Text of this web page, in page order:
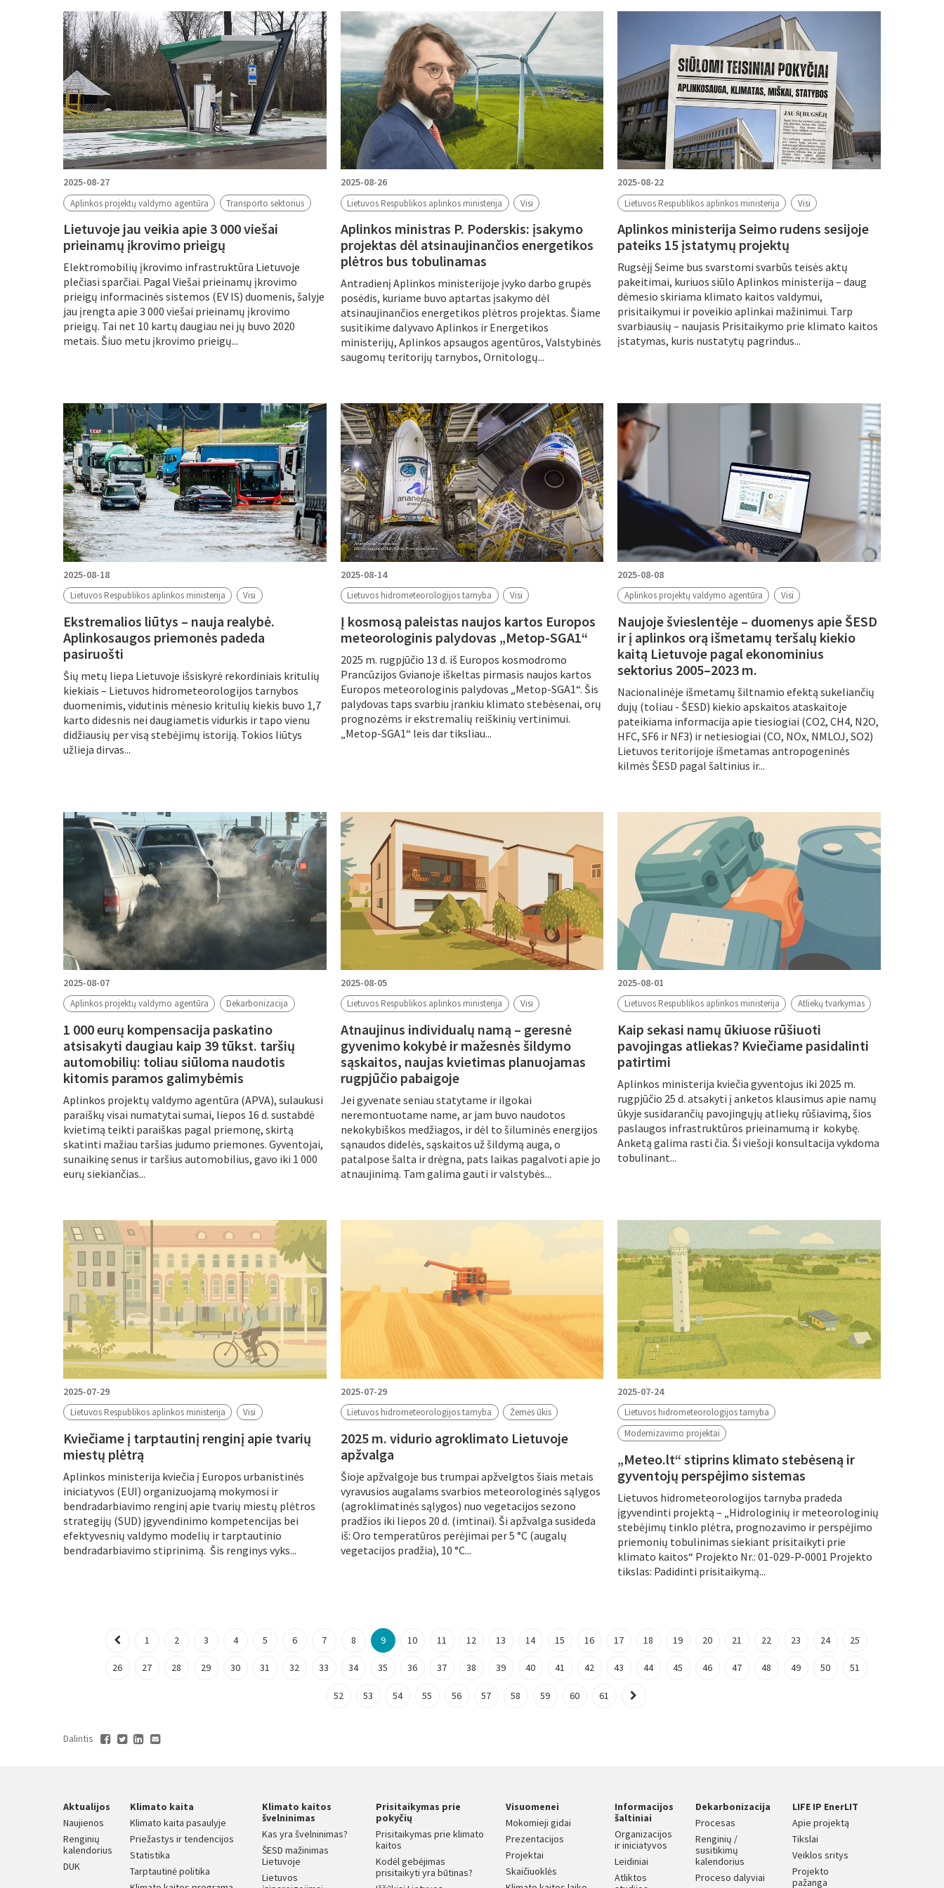
Filtruoti pagal
Metus
Periodą
Periodas
2025-08-27
Aplinkos projektų valdymo agentūra Transporto sektorius
Lietuvoje jau veikia apie 3 000 viešai
prieinamų įkrovimo prieigų
Elektromobilių įkrovimo infrastruktūra Lietuvoje
plečiasi sparčiai. Pagal Viešai prieinamų įkrovimo
prieigų informacinės sistemos (EV IS) duomenis, šalyje
jau įrengta apie 3 000 viešai prieinamų įkrovimo
prieigų. Tai net 10 kartų daugiau nei jų buvo 2020
metais. Šiuo metu įkrovimo prieigų...
2025-08-26
Lietuvos Respublikos aplinkos ministerija Visi
Aplinkos ministras P. Poderskis: įsakymo
projektas dėl atsinaujinančios energetikos
plėtros bus tobulinamas
Antradienį Aplinkos ministerijoje įvyko darbo grupės
posėdis, kuriame buvo aptartas įsakymo dėl
atsinaujinančios energetikos plėtros projektas. Šiame
susitikime dalyvavo Aplinkos ir Energetikos
ministerijų, Aplinkos apsaugos agentūros, Valstybinės
saugomų teritorijų tarnybos, Ornitologų...
2025-08-22
Lietuvos Respublikos aplinkos ministerija Visi
Aplinkos ministerija Seimo rudens sesijoje
pateiks 15 įstatymų projektų
Rugsėjį Seime bus svarstomi svarbūs teisės aktų
pakeitimai, kuriuos siūlo Aplinkos ministerija – daug
dėmesio skiriama klimato kaitos valdymui,
prisitaikymui ir poveikio aplinkai mažinimui. Tarp
svarbiausių – naujasis Prisitaikymo prie klimato kaitos
įstatymas, kuris nustatytų pagrindus...
2025-08-18
Lietuvos Respublikos aplinkos ministerija Visi
Ekstremalios liūtys – nauja realybė.
Aplinkosaugos priemonės padeda
pasiruošti
Šių metų liepa Lietuvoje išsiskyrė rekordiniais kritulių
kiekiais – Lietuvos hidrometeorologijos tarnybos
duomenimis, vidutinis mėnesio kritulių kiekis buvo 1,7
karto didesnis nei daugiametis vidurkis ir tapo vienu
didžiausių per visą stebėjimų istoriją. Tokios liūtys
užlieja dirvas...
2025-08-14
Lietuvos hidrometeorologijos tarnyba Visi
Į kosmosą paleistas naujos kartos Europos
meteorologinis palydovas „Metop-SGA1“
2025 m. rugpjūčio 13 d. iš Europos kosmodromo
Prancūzijos Gvianoje iškeltas pirmasis naujos kartos
Europos meteorologinis palydovas „Metop-SGA1“. Šis
palydovas taps svarbiu įrankiu klimato stebėsenai, orų
prognozėms ir ekstremalių reiškinių vertinimui.
„Metop-SGA1“ leis dar tiksliau...
2025-08-08
Aplinkos projektų valdymo agentūra Visi
Naujoje švieslentėje – duomenys apie ŠESD
ir į aplinkos orą išmetamų teršalų kiekio
kaitą Lietuvoje pagal ekonominius
sektorius 2005–2023 m.
Nacionalinėje išmetamų šiltnamio efektą sukeliančių
dujų (toliau - ŠESD) kiekio apskaitos ataskaitoje
pateikiama informacija apie tiesiogiai (CO2, CH4, N2O,
HFC, SF6 ir NF3) ir netiesiogiai (CO, NOx, NMLOJ, SO2)
Lietuvos teritorijoje išmetamas antropogeninės
kilmės ŠESD pagal šaltinius ir...
2025-08-07
Aplinkos projektų valdymo agentūra Dekarbonizacija
1 000 eurų kompensacija paskatino
atsisakyti daugiau kaip 39 tūkst. taršių
automobilių: toliau siūloma naudotis
kitomis paramos galimybėmis
Aplinkos projektų valdymo agentūra (APVA), sulaukusi
paraiškų visai numatytai sumai, liepos 16 d. sustabdė
kvietimą teikti paraiškas pagal priemonę, skirtą
skatinti mažiau taršias judumo priemones. Gyventojai,
sunaikinę senus ir taršius automobilius, gavo iki 1 000
eurų siekiančias...
2025-08-05
Lietuvos Respublikos aplinkos ministerija Visi
Atnaujinus individualų namą – geresnė
gyvenimo kokybė ir mažesnės šildymo
sąskaitos, naujas kvietimas planuojamas
rugpjūčio pabaigoje
Jei gyvenate seniau statytame ir ilgokai
neremontuotame name, ar jam buvo naudotos
nekokybiškos medžiagos, ir dėl to šiluminės energijos
sąnaudos didelės, sąskaitos už šildymą auga, o
patalpose šalta ir drėgna, pats laikas pagalvoti apie jo
atnaujinimą. Tam galima gauti ir valstybės...
2025-08-01
Lietuvos Respublikos aplinkos ministerija Atliekų tvarkymas
Kaip sekasi namų ūkiuose rūšiuoti
pavojingas atliekas? Kviečiame pasidalinti
patirtimi
Aplinkos ministerija kviečia gyventojus iki 2025 m.
rugpjūčio 25 d. atsakyti į anketos klausimus apie namų
ūkyje susidarančių pavojingųjų atliekų rūšiavimą, šios
paslaugos infrastruktūros prieinamumą ir kokybę.
Anketą galima rasti čia. Ši viešoji konsultacija vykdoma
tobulinant...
2025-07-29
Lietuvos Respublikos aplinkos ministerija Visi
Kviečiame į tarptautinį renginį apie tvarių
miestų plėtrą
Aplinkos ministerija kviečia į Europos urbanistinės
iniciatyvos (EUI) organizuojamą mokymosi ir
bendradarbiavimo renginį apie tvarių miestų plėtros
strategijų (SUD) įgyvendinimo kompetencijas bei
efektyvesnių valdymo modelių ir tarptautinio
bendradarbiavimo stiprinimą. Šis renginys vyks...
2025-07-29
Lietuvos hidrometeorologijos tarnyba Žemės ūkis
2025 m. vidurio agroklimato Lietuvoje
apžvalga
Šioje apžvalgoje bus trumpai apžvelgtos šiais metais
vyravusios augalams svarbios meteorologinės sąlygos
(agroklimatinės sąlygos) nuo vegetacijos sezono
pradžios iki liepos 20 d. (imtinai). Ši apžvalga susideda
iš: Oro temperatūros perėjimai per 5 °C (augalų
vegetacijos pradžia), 10 °C...
2025-07-24
Lietuvos hidrometeorologijos tarnyba
Modernizavimo projektai
„Meteo.lt“ stiprins klimato stebėseną ir
gyventojų perspėjimo sistemas
Lietuvos hidrometeorologijos tarnyba pradeda
įgyvendinti projektą – „Hidrologinių ir meteorologinių
stebėjimų tinklo plėtra, prognozavimo ir perspėjimo
priemonių tobulinimas siekiant prisitaikyti prie
klimato kaitos“ Projekto Nr.: 01-029-P-0001 Projekto
tikslas: Padidinti prisitaikymą...
1 2 3 4 5 6 7 8 9 10 11 12 13 14 15 16 17 18 19 20 21 22 23 24 25
26 27 28 29 30 31 32 33 34 35 36 37 38 39 40 41 42 43 44 45 46 47 48 49 50 51
52 53 54 55 56 57 58 59 60 61
Dalintis
Aktualijos
Naujienos
Renginių
kalendorius
DUK
Klimato kaita
Klimato kaita pasaulyje
Priežastys ir tendencijos
Statistika
Tarptautinė politika
Klimato kaitos
švelninimas
Kas yra švelninimas?
ŠESD mažinimas
Lietuvoje
Lietuvos
Prisitaikymas prie
pokyčių
Prisitaikymas prie klimato
kaitos
Kodėl gebėjimas
prisitaikyti yra būtinas?
Visuomenei
Mokomieji gidai
Prezentacijos
Projektai
Skaičiuoklės
Informacijos
šaltiniai
Organizacijos
ir iniciatyvos
Leidiniai
Atliktos
Dekarbonizacija
Procesas
Renginių /
susitikimų
kalendorius
Proceso dalyviai
LIFE IP EnerLIT
Apie projektą
Tikslai
Veiklos sritys
Projekto
pažanga